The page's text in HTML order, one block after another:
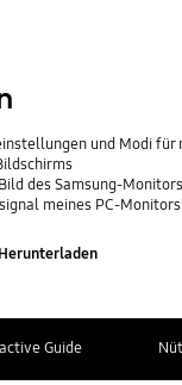
und Modi für
des Samsung-
meines PC-
Guide